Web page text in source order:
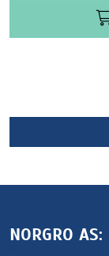
NORGRO AS: